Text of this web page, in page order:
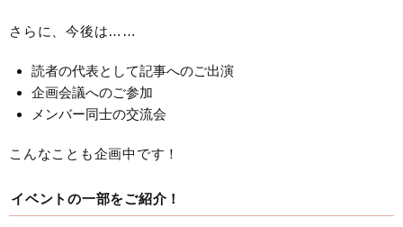
さらに、今後は……
読者の代表として記事へのご出演
企画会議へのご参加
メンバー同士の交流会
こんなことも企画中です！
イベントの一部をご紹介！